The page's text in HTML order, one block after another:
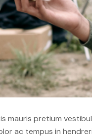
mauris pretium
ac tempus in